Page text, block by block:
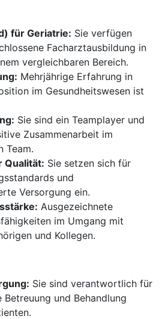
für Geriatrie: Sie verfügen
Facharztausbildung in
vergleichbaren Bereich.
Mehrjährige Erfahrung in
im Gesundheitswesen ist
Sie sind ein Teamplayer und
Zusammenarbeit im
Team.
Qualität: Sie setzen sich für
und
Versorgung ein.
Ausgezeichnete
im Umgang mit
und Kollegen.
Sie sind verantwortlich für
und Behandlung